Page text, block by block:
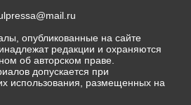
опубликованные на сайте
редакции и охраняются
об авторском праве.
допускается при
использования, размещенных на